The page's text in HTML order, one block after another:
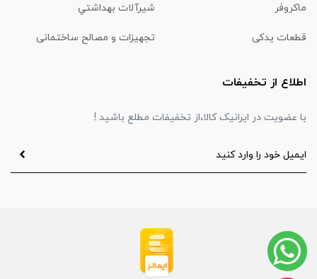
ماكروفر شیرآلات بهداشتي
قطعات یدکی تجهیزات و مصالح ساختمانی
اطلاع از تخفیفات
با عضویت در ایرانیک کالا،از تخفیفات مطلع باشید !